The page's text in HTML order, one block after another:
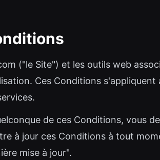
("le Site") et les outils web
Ces Conditions
de ces Conditions, vous
à jour ces Conditions à tout
mise à jour".